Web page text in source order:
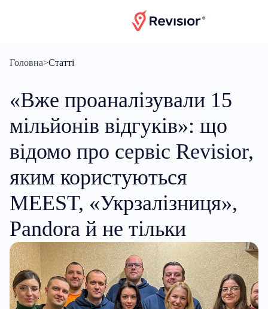
Головна>Статті
«Вже проаналізували 15
мільйонів відгуків»: що
відомо про сервіс Revisior,
яким користуються
MEEST, «Укрзалізниця»,
Pandora й не тільки